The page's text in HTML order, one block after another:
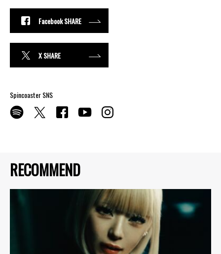
RECOMMEND
Facebook SHARE
X SHARE
Spincoaster SNS